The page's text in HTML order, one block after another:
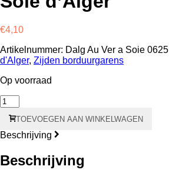
€4,10
Artikelnummer: Dalg Au Ver a Soie 0625
d'Alger, Zijden borduurgarens
Op voorraad
625
Soie
d'Alger
aantal
TOEVOEGEN AAN WINKELWAGEN
Beschrijving
Beschrijving